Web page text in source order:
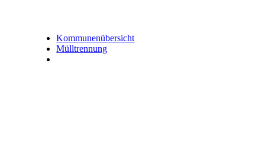
Kommunenübersicht
Mülltrennung